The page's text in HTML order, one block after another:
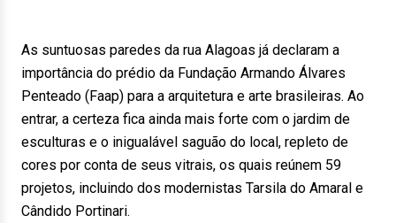
As suntuosas paredes da rua Alagoas já declaram a
importância do prédio da Fundação Armando Álvares
Penteado (Faap) para a arquitetura e arte brasileiras. Ao
entrar, a certeza fica ainda mais forte com o jardim de
esculturas e o inigualável saguão do local, repleto de
cores por conta de seus vitrais, os quais reúnem 59
projetos, incluindo dos modernistas Tarsila do Amaral e
Cândido Portinari.